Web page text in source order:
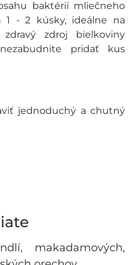
baktérií mliečneho
1 - 2 kúsky, ideálne na
zdroj bielkoviny
pridať kus
jednoduchý a chutný